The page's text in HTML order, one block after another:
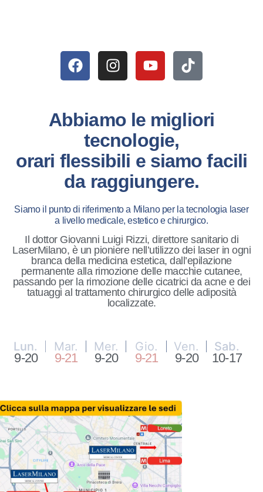
Abbiamo le migliori
tecnologie,
orari flessibili e siamo facili
da raggiungere.
Siamo il punto di riferimento a Milano per la tecnologia laser
a livello medicale, estetico e chirurgico.
Il dottor Giovanni Luigi Rizzi, direttore sanitario di
LaserMilano, è un pioniere nell’utilizzo dei laser in ogni
branca della medicina estetica, dall’epilazione
permanente alla rimozione delle macchie cutanee,
passando per la rimozione delle cicatrici da acne e dei
tatuaggi al trattamento chirurgico delle adiposità
localizzate.
Lun. Mar. Mer. Gio. Ven. Sab.
9-20 9-21 9-20 9-21 9-20 10-17